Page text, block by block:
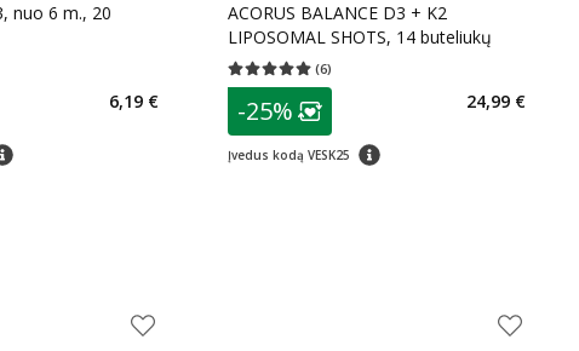
nuo 6 m., 20
klubo narių nuolaida:
6,19 €
ACORUS BALANCE D3 + K2
LIPOSOMAL SHOTS, 14 buteliukų
(6)
Vidutinis įvertinimas 5.00
patarimas
Lojalumo klubo narių
-25%
Įvedus kodą VESK25 patarimas
24,99 €